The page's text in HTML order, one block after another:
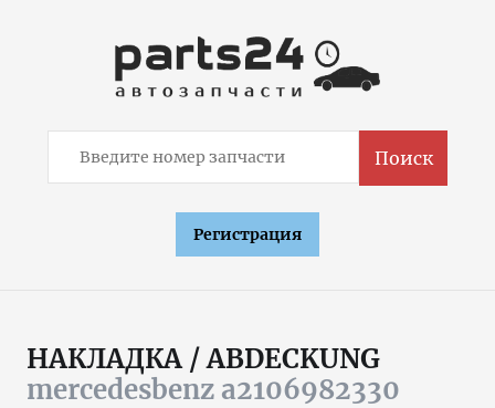
Поиск
Регистрация
НАКЛАДКА / ABDECKUNG
mercedesbenz a2106982330